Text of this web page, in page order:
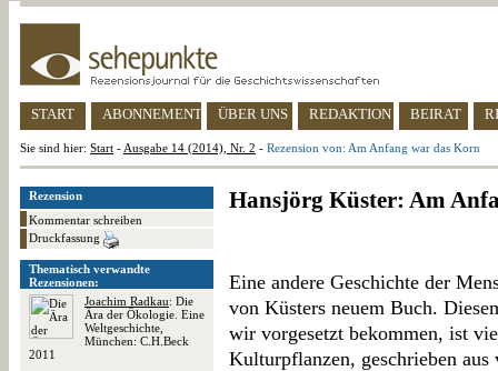
START ABONNEMENT ÜBER UNS REDAKTION BEIRAT
Sie sind hier: Start - Ausgabe 14 (2014), Nr. 2 - Rezension von: Am Anfang war das Korn
Rezension
Kommentar schreiben
Druckfassung
Thematisch verwandte
Rezensionen:
Joachim Radkau: Die
Ära der Ökologie. Eine
Weltgeschichte,
München: C.H.Beck
2011
Hansjörg Küster: Am
Eine andere Geschichte der
von Küsters neuem Buch.
wir vorgesetzt bekommen, ist
Kulturpflanzen, geschrieben